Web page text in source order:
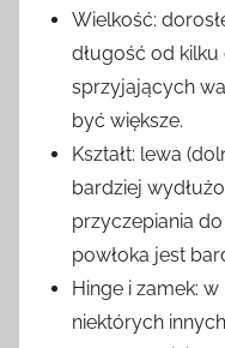
Wielkość:
długość od kilku
sprzyjających
być większe.
Kształt: lewa
bardziej
przyczepiania
powłoka jest
Hinge i zamek:
niektórych